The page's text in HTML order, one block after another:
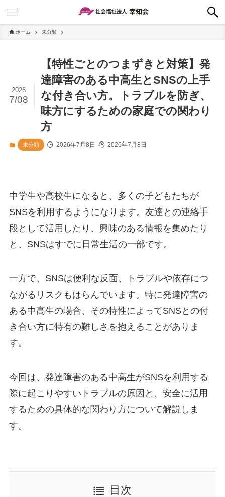
ホーム 未分類
【特性ごとのつまずきと対策】発
達障害のある中高生とSNSの上手
な付き合い方。トラブルを防ぎ、
味方にするための家庭での関わり
方
2026
7/08
未分類 2026年7月8日 2026年7月8日
中学生や高校生になると、多くの子どもたちが
SNSを利用するようになります。友達との連絡手
段として活用したり、興味のある情報を集めたり
と、SNSはすでに日常生活の一部です。
一方で、SNSは便利な反面、トラブルや依存につ
ながるリスクもはらんでいます。特に発達障害の
ある中高生の場合、その特性によってSNSとの付
き合い方に特有の難しさを抱えることがありま
す。
今回は、発達障害のある中高生がSNSを利用する
際に起こりやすいトラブルの原因と、安全に活用
するための具体的な関わり方について解説しま
す。
目次